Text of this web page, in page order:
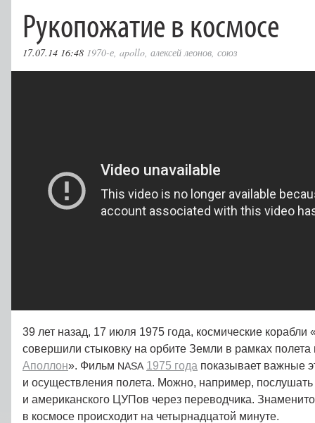
Рукопожатие в космосе
17.07.14 16:48 1970-е, apollo, алексей леонов, союз
39 лет назад, 17 июля 1975 года, космические
совершили стыковку на орбите Земли в рамках
Аполлон». Фильм NASA 1975 года показывает важные
и осуществления полета. Можно, например, послушать
и американского ЦУПов через переводчика.
в космосе происходит на четырнадцатой минуте.